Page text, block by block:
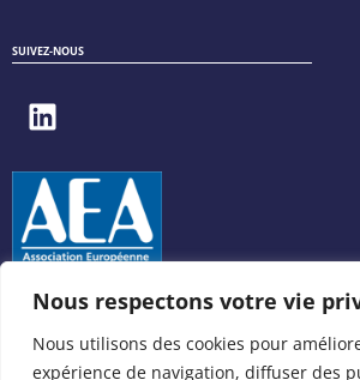
Nous respectons votre vie
Nous utilisons des cookies pour
expérience de navigation, diffuser des
SUIVEZ-NOUS